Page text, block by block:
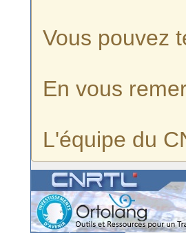
Vous pouvez
En vous
L'équipe du